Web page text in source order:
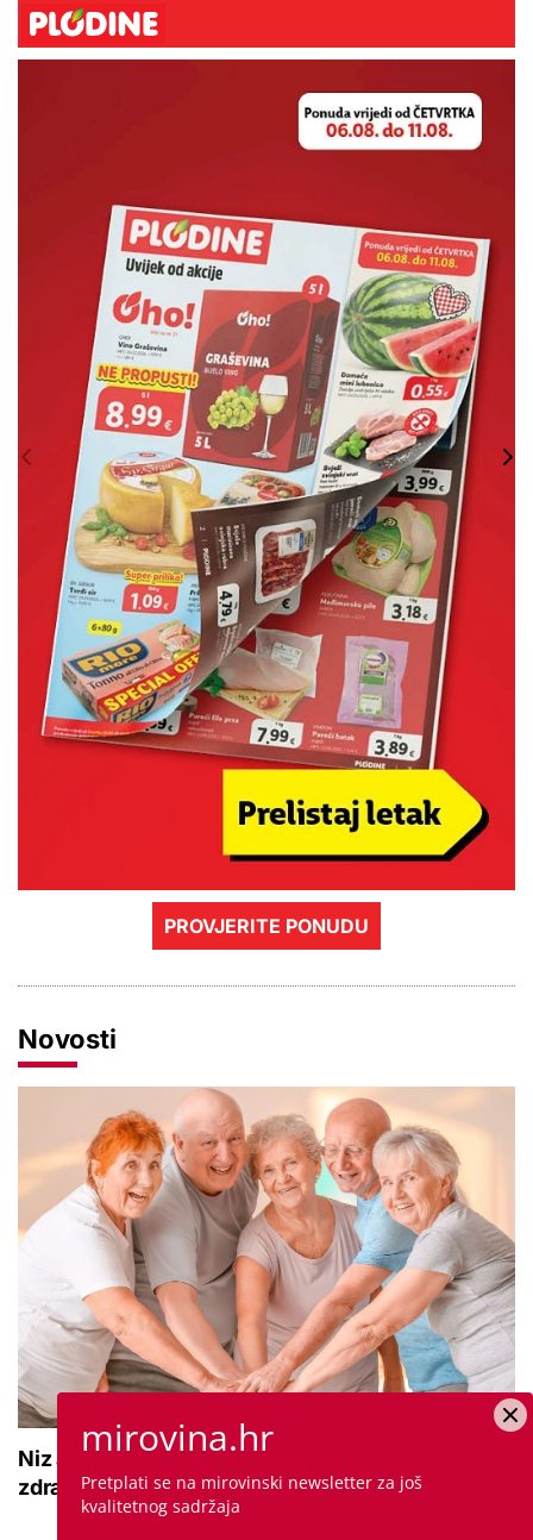
PROVJERITE PONUDU
Novosti
Niz aktivnosti za umirovljenike: 'Mogu jačati
zdravlje, pokretljivost i kvalitetu života'
mirovina.hr
Pretplati se na mirovinski newsletter za još
kvalitetnog sadržaja